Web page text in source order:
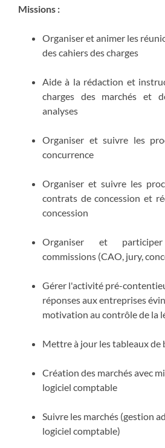
Missions :
Organiser et animer les
des cahiers des charges
Aide à la rédaction et
charges des marchés et
analyses
Organiser et suivre les
concurrence
Organiser et suivre les
contrats de concession et
concession
Organiser et
commissions (CAO, jury,
Gérer l'activité pré-
réponses aux entreprises
motivation au contrôle de la
Mettre à jour les tableaux de
Création des marchés avec
logiciel comptable
Suivre les marchés (gestion
logiciel comptable)